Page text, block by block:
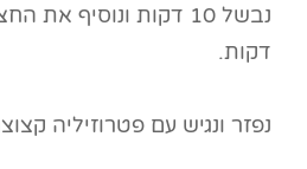
נבשל 10 דקות ונוסיף
דקות.
נפזר ונגיש עם פטרוזיליה